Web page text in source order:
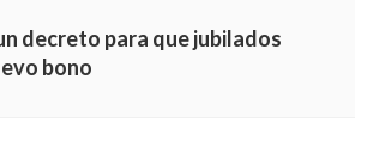
decreto para que jubilados
bono